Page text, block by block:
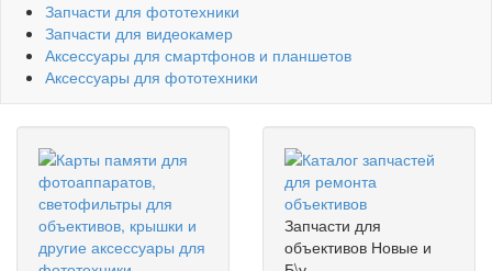
Запчасти для фототехники
Запчасти для видеокамер
Аксессуары для смартфонов и планшетов
Аксессуары для фототехники
Запчасти для
объективов Новые и